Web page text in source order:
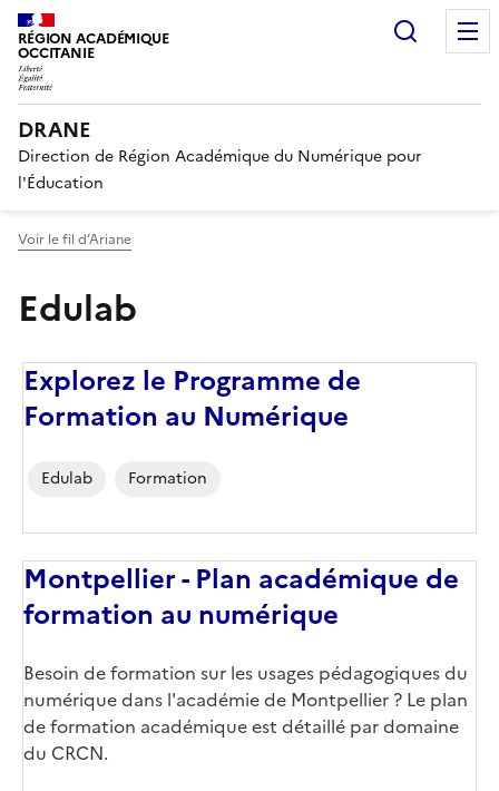
RÉGION ACADÉMIQUE
OCCITANIE
DRANE
Direction de Région Académique du Numérique pour
l'Éducation
Voir le fil d’Ariane
Edulab
Explorez le Programme de
Formation au Numérique
Edulab Formation
Montpellier - Plan académique de
formation au numérique
Corps
Besoin de formation sur les usages pédagogiques du
numérique dans l'académie de Montpellier ? Le plan
de formation académique est détaillé par domaine
du CRCN.